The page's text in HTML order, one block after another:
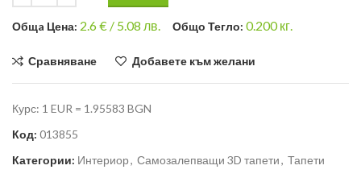
Общa Цена: 2.6€ / 5.08 лв. Общо Тегло: 0.200кг.
Сравняване Добавете към желани
Курс: 1 EUR = 1.95583 BGN
Код: 013855
Категории: Интериор, Самозалепващи 3D тапети, Тапети